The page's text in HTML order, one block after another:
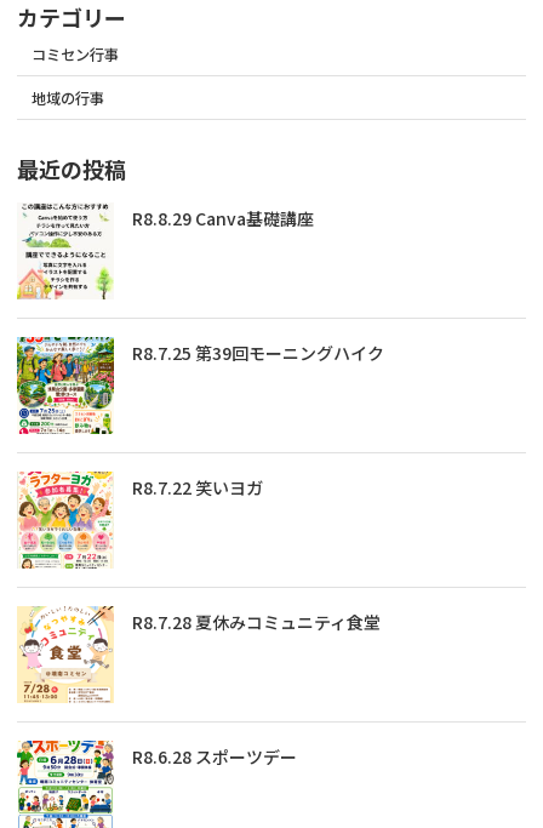
カテゴリー
コミセン行事
地域の行事
最近の投稿
R8.8.29 Canva基礎講座
R8.7.25 第39回モーニングハイク
R8.7.22 笑いヨガ
R8.7.28 夏休みコミュニティ食堂
R8.6.28 スポーツデー